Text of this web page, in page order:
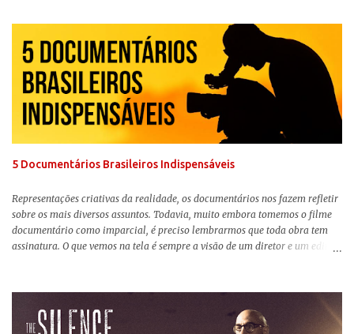
Comics . É importante ressaltar que este não é um filme de herói. E muito
menos de vilão. O longa de Todd Phillips (Se Beber, Não Case!) segue uma
trajetória profunda do reflexo da corrupção da sociedade na vida de um ser
humano, capaz de causar perturbação e desconforto do inicio ao fim da
projeção, e por mais um bom tempo após deixar o cinema. Trata-se de
uma obra difícil de ser "digerida", pois lida com temas sensíveis, como
abuso, doença mental, bullying e violência física. Todo esse turbilhão de
5 Documentários Brasileiros Indispensáveis
Representações criativas da realidade, os documentários nos fazem refletir
sobre os mais diversos assuntos. Todavia, muito embora tomemos o filme
documentário como imparcial, é preciso lembrarmos que toda obra tem
assinatura. O que vemos na tela é sempre a visão de um diretor e um editor
sempre importante levarmos em conta quem assina e qual a função social
da obra. O cinema brasileiro é celeiro de grandes documentaristas, muitos
deles mundialmente reconhecidos. Pensando na variedade de estilos e